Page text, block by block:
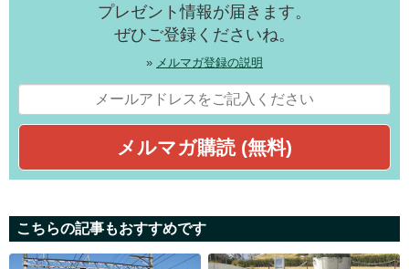
プレゼント情報が届きます。
ぜひご登録くださいね。
» メルマガ登録の説明
こちらの記事もおすすめです